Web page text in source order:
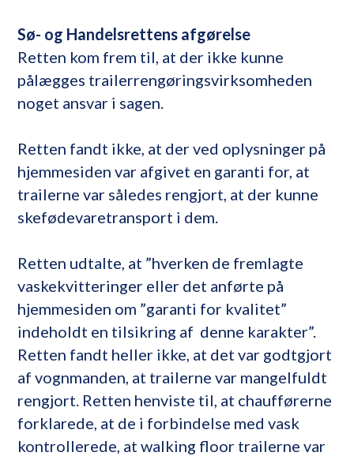
Sø- og Handelsrettens afgørelse
Retten kom frem til, at der ikke kunne
pålægges trailerrengøringsvirksomheden
noget ansvar i sagen.
Retten fandt ikke, at der ved oplysninger på
hjemmesiden var afgivet en garanti for, at
trailerne var således rengjort, at der kunne
skefødevaretransport i dem.
Retten udtalte, at ”hverken de fremlagte
vaskekvitteringer eller det anførte på
hjemmesiden om ”garanti for kvalitet”
indeholdt en tilsikring af denne karakter”.
Retten fandt heller ikke, at det var godtgjort
af vognmanden, at trailerne var mangelfuldt
rengjort. Retten henviste til, at chaufførerne
forklarede, at de i forbindelse med vask
kontrollerede, at walking floor trailerne var